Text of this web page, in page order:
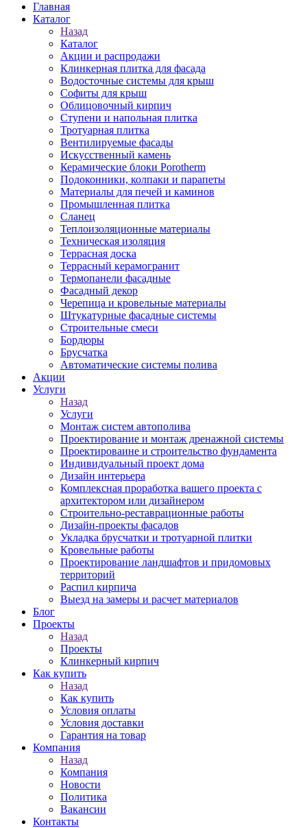
Главная
Каталог
Назад
Каталог
Акции и распродажи
Клинкерная плитка для фасада
Водосточные системы для крыш
Софиты для крыш
Облицовочный кирпич
Ступени и напольная плитка
Тротуарная плитка
Вентилируемые фасады
Искусственный камень
Керамические блоки Porotherm
Подоконники, колпаки и парапеты
Материалы для печей и каминов
Промышленная плитка
Сланец
Теплоизоляционные материалы
Техническая изоляция
Террасная доска
Террасный керамогранит
Термопанели фасадные
Фасадный декор
Черепица и кровельные материалы
Штукатурные фасадные системы
Строительные смеси
Бордюры
Брусчатка
Автоматические системы полива
Акции
Услуги
Назад
Услуги
Монтаж систем автополива
Проектирование и монтаж дренажной системы
Проектироваине и строительство фундамента
Индивидуальный проект дома
Дизайн интерьера
Комплексная проработка вашего проекта с
архитектором или дизайнером
Строительно-реставрационные работы
Дизайн-проекты фасадов
Укладка брусчатки и тротуарной плитки
Кровельные работы
Проектирование ландшафтов и придомовых
территорий
Распил кирпича
Выезд на замеры и расчет материалов
Блог
Проекты
Назад
Проекты
Клинкерный кирпич
Как купить
Назад
Как купить
Условия оплаты
Условия доставки
Гарантия на товар
Компания
Назад
Компания
Новости
Политика
Вакансии
Контакты